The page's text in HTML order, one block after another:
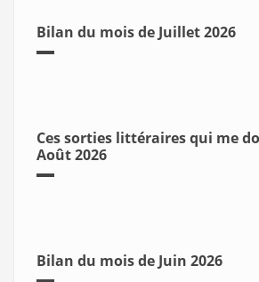
Bilan du mois de Juillet 2026
Ces sorties littéraires qui me
Août 2026
Bilan du mois de Juin 2026